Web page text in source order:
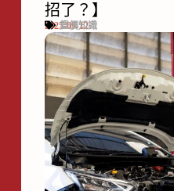
招了？】
2025-09-12
鑑價知識